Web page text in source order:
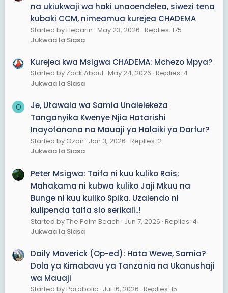
na ukiukwaji wa haki unaoendelea, siwezi tena
kubaki CCM, nimeamua kurejea CHADEMA
Started by Heparin May 23, 2026 Replies: 175
Jukwaa la Siasa
Kurejea kwa Msigwa CHADEMA: Mchezo Mpya?
Started by Zack Abdul May 24, 2026 Replies: 4
Jukwaa la Siasa
O
Je, Utawala wa Samia Unaielekeza
Tanganyika Kwenye Njia Hatarishi
Inayofanana na Mauaji ya Halaiki ya Darfur?
Started by Ozon Jan 3, 2026 Replies: 2
Jukwaa la Siasa
Peter Msigwa: Taifa ni kuu kuliko Rais;
Mahakama ni kubwa kuliko Jaji Mkuu na
Bunge ni kuu kuliko Spika. Uzalendo ni
kulipenda taifa sio serikali..!
Started by The Palm Beach Jun 7, 2026 Replies: 4
Jukwaa la Siasa
Daily Maverick (Op-ed): Hata Wewe, Samia?
Dola ya Kimabavu ya Tanzania na Ukanushaji
wa Mauaji
Started by Parabolic Jul 16, 2026 Replies: 15